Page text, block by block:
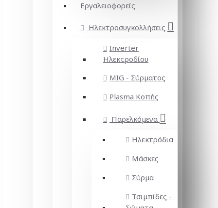
Εργαλειοφορείς
Ηλεκτροσυγκολλήσεις
Inverter
Ηλεκτροδίου
MIG - Σύρματος
Plasma Κοπής
Παρελκόμενα
Ηλεκτρόδια
Μάσκες
Σύρμα
Τσιμπίδες -